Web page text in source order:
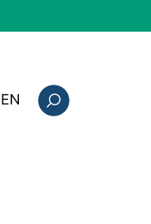
EN : this page in